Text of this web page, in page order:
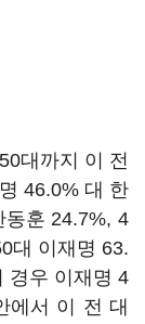
대까지 이 전
46.0% 대 한
동훈 24.7%, 4
대 이재명 63.
경우 이재명 4
에서 이 전 대